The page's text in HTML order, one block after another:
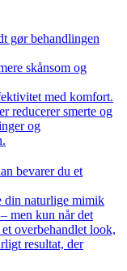
gør behandlingen
skånsom og
med komfort.
reducerer smerte og
og
bevarer du et
din naturlige mimik
men kun når det
overbehandlet look,
resultat, der